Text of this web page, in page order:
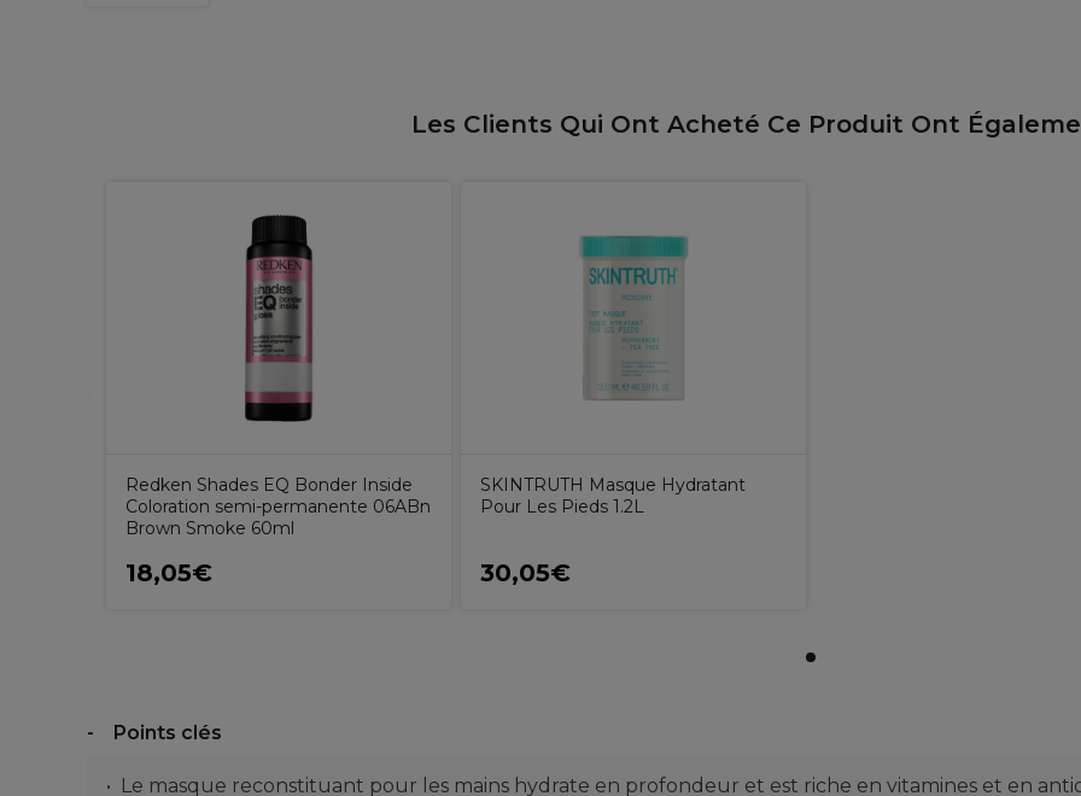
Les Clients Qui Ont Acheté Ce Produit Ont
Redken Shades EQ Bonder Inside
Coloration semi-permanente 06ABn
Brown Smoke 60ml
18,05€
SKINTRUTH Masque Hydratant
Pour Les Pieds 1.2L
30,05€
Points clés
Le masque reconstituant pour les mains hydrate en profondeur et est riche en vitamines et en